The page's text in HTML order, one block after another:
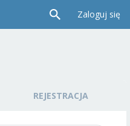
Zaloguj się
REJESTRACJA